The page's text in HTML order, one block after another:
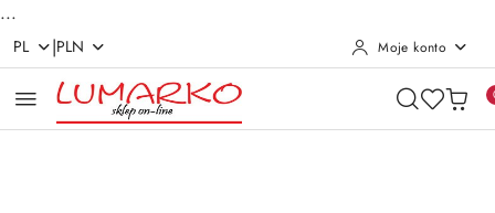
...
Przejdź do treści głównej
Przejdź do wyszukiwarki
Przejdź do moje konto
Przejdź do menu głównego
Przejdź do stopki
PL |PLN Moje konto